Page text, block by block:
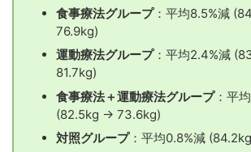
食事療法グループ：平均8.5%減
76.9kg)
運動療法グループ：平均2.4%減
81.7kg)
食事療法＋運動療法グループ：平
(82.5kg → 73.6kg)
対照グループ：平均0.8%減